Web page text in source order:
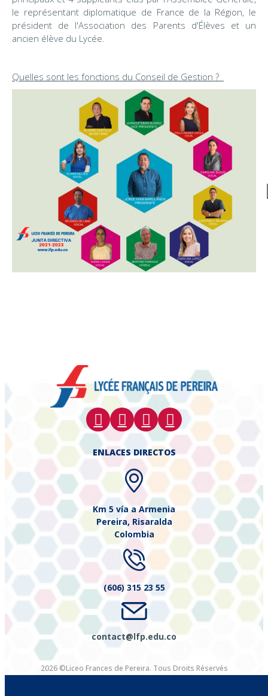
le représentant diplomatique de France de la Région, le
président de l'Association des Parents d'Élèves et un
ancien élève du Lycée.
Quelles sont les fonctions du Conseil de Gestion ?
ENLACES DIRECTOS
Km 5 vía a Armenia
Pereira, Risaralda
Colombia
(606) 315 23 55
contact@lfp.edu.co
2026 ©Liceo Frances de Pereira. Tous Droits Réservés